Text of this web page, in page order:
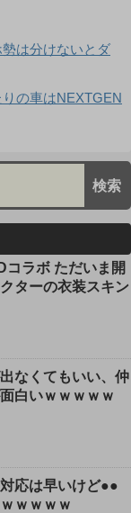
勢は分けないとダ
りの車はNEXTGEN
コラボ ただいま開
ターの衣装スキン
なくてもいい、仲
白いｗｗｗｗｗ
応は早いけど●●
ｗｗｗｗ